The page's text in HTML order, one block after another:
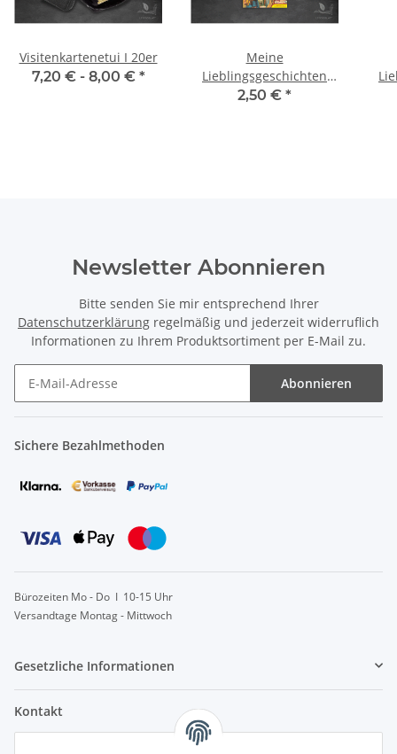
Visitenkartenetui I 20er
7,20 € - 8,00 € *
Meine
Lieblingsgeschichten
aus der Bibel - David,
2,50 € *
Newsletter Abonnieren
Bitte senden Sie mir entsprechend Ihrer
Datenschutzerklärung regelmäßig und jederzeit widerruflich
Informationen zu Ihrem Produktsortiment per E-Mail zu.
Abonnieren
Sichere Bezahlmethoden
Bürozeiten Mo - Do I 10-15 Uhr
Versandtage Montag - Mittwoch
Gesetzliche Informationen
Kontakt